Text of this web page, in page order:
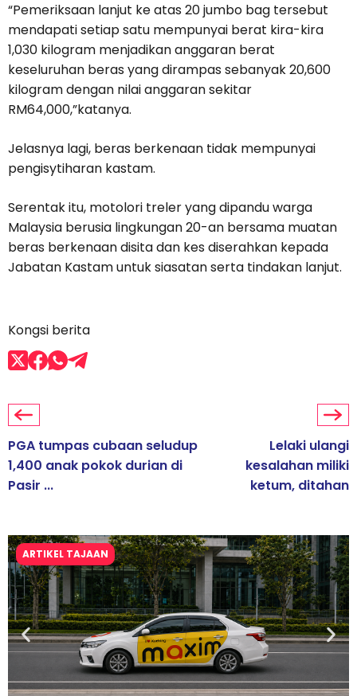
“Pemeriksaan lanjut ke atas 20 jumbo bag tersebut
mendapati setiap satu mempunyai berat kira-kira
1,030 kilogram menjadikan anggaran berat
keseluruhan beras yang dirampas sebanyak 20,600
kilogram dengan nilai anggaran sekitar
RM64,000,”katanya.
Jelasnya lagi, beras berkenaan tidak mempunyai
pengisytiharan kastam.
Serentak itu, motolori treler yang dipandu warga
Malaysia berusia lingkungan 20-an bersama muatan
beras berkenaan disita dan kes diserahkan kepada
Jabatan Kastam untuk siasatan serta tindakan lanjut.
Kongsi berita
PGA tumpas cubaan seludup
1,400 anak pokok durian di
Pasir ...
Lelaki ulangi
kesalahan miliki
ketum, ditahan
ARTIKEL TAJAAN